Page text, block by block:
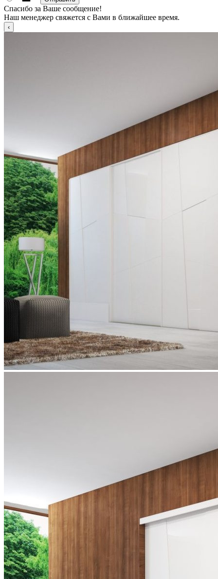
Спасибо за Ваше сообщение!
Наш менеджер свяжется с Вами в ближайшее время.